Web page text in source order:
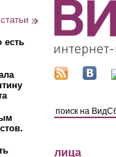
есть
лица